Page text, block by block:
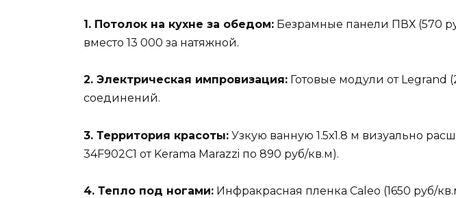
1. Потолок на кухне за обедом: Безрамные панели ПВХ (570
вместо 13 000 за натяжной.
2. Электрическая импровизация: Готовые модули от Legrand
соединений.
3. Территория красоты: Узкую ванную 1.5х1.8 м визуально
34F902C1 от Kerama Marazzi по 890 руб/кв.м).
4. Тепло под ногами: Инфракрасная пленка Caleo (1650 руб/